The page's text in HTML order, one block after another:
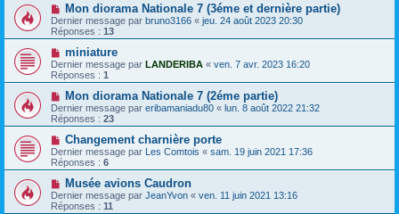
Mon diorama Nationale 7 (3éme et dernière partie)
Dernier message par bruno3166 « jeu. 24 août 2023 20:30
Réponses : 13
miniature
Dernier message par LANDERIBA « ven. 7 avr. 2023 16:20
Réponses : 1
Mon diorama Nationale 7 (2éme partie)
Dernier message par eribamaniadu80 « lun. 8 août 2022 21:32
Réponses : 23
Changement charnière porte
Dernier message par Les Comtois « sam. 19 juin 2021 17:36
Réponses : 6
Musée avions Caudron
Dernier message par JeanYvon « ven. 11 juin 2021 13:16
Réponses : 11